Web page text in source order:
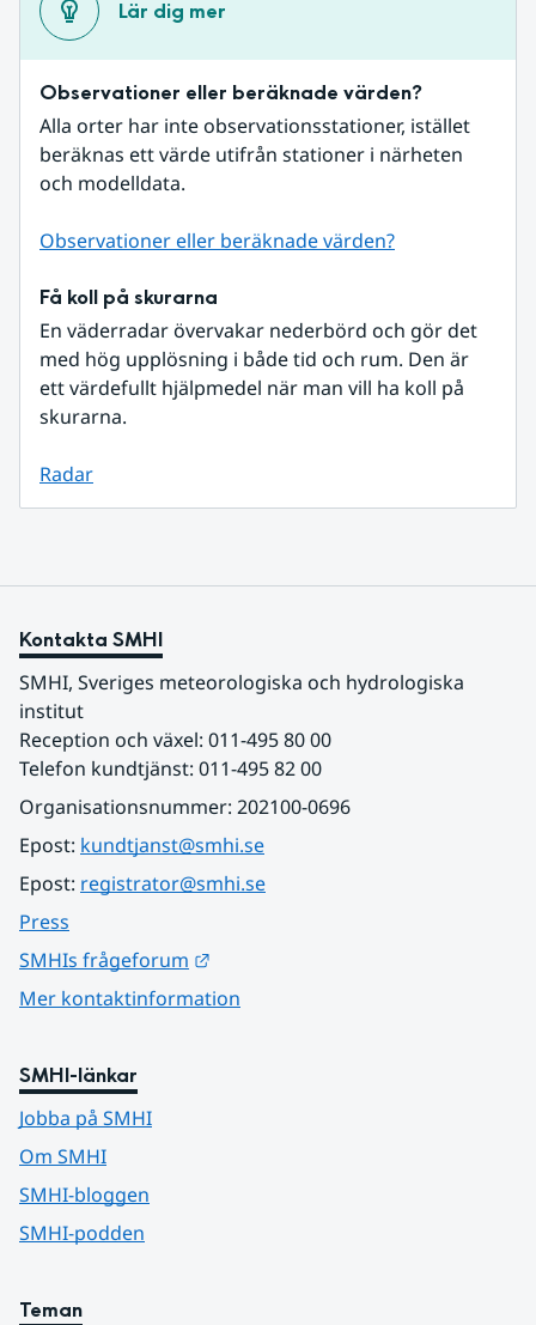
Lär dig mer
Observationer eller beräknade värden?
Alla orter har inte observationsstationer, istället
beräknas ett värde utifrån stationer i närheten
och modelldata.
Observationer eller beräknade värden?
Få koll på skurarna
En väderradar övervakar nederbörd och gör det
med hög upplösning i både tid och rum. Den är
ett värdefullt hjälpmedel när man vill ha koll på
skurarna.
Radar
Kontakta SMHI
SMHI, Sveriges meteorologiska och hydrologiska
institut
Reception och växel: 011-495 80 00
Telefon kundtjänst: 011-495 82 00
Organisationsnummer: 202100-0696
Epost: kundtjanst@smhi.se
Epost: registrator@smhi.se
Press
SMHIs frågeforum
Mer kontaktinformation
SMHI-länkar
Jobba på SMHI
Om SMHI
SMHI-bloggen
SMHI-podden
Teman